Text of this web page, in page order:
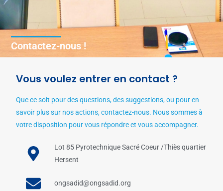
Contactez-nous !
Vous voulez entrer en contact ?
Que ce soit pour des questions, des suggestions, ou pour en
savoir plus sur nos actions, contactez-nous. Nous sommes à
votre disposition pour vous répondre et vous accompagner.
Lot 85 Pyrotechnique Sacré Coeur /Thiès quartier
Hersent
ongsadid@ongsadid.org